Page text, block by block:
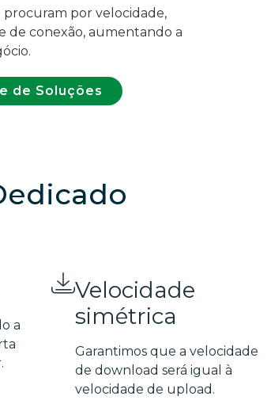
procuram por velocidade,
de conexão, aumentando a
de Soluções
a
Velocidade
simétrica
Garantimos que a velocidade
de download será igual à
velocidade de upload.